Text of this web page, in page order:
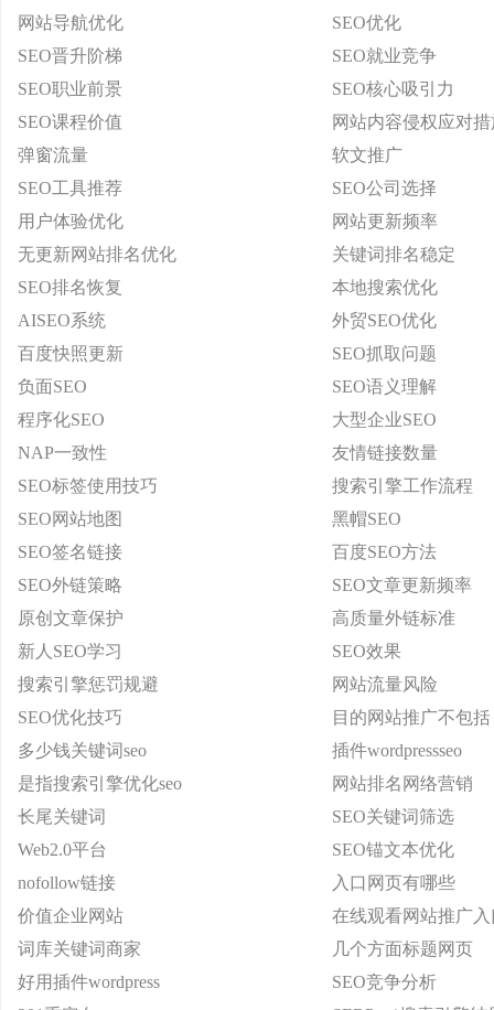
网站导航优化
SEO优化
SEO晋升阶梯
SEO就业竞争
SEO职业前景
SEO核心吸引力
SEO课程价值
网站内容侵权应对措
弹窗流量
软文推广
SEO工具推荐
SEO公司选择
用户体验优化
网站更新频率
无更新网站排名优化
关键词排名稳定
SEO排名恢复
本地搜索优化
AISEO系统
外贸SEO优化
百度快照更新
SEO抓取问题
负面SEO
SEO语义理解
程序化SEO
大型企业SEO
NAP一致性
友情链接数量
SEO标签使用技巧
搜索引擎工作流程
SEO网站地图
黑帽SEO
SEO签名链接
百度SEO方法
SEO外链策略
SEO文章更新频率
原创文章保护
高质量外链标准
新人SEO学习
SEO效果
搜索引擎惩罚规避
网站流量风险
SEO优化技巧
目的网站推广不包括
多少钱关键词seo
插件wordpressseo
是指搜索引擎优化seo
网站排名网络营销
长尾关键词
SEO关键词筛选
Web2.0平台
SEO锚文本优化
nofollow链接
入口网页有哪些
价值企业网站
在线观看网站推广入
词库关键词商家
几个方面标题网页
好用插件wordpress
SEO竞争分析